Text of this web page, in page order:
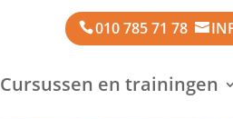
010 785 71 78
Cursussen en trainingen